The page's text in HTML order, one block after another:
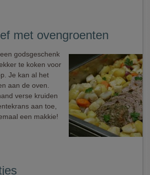
met ovengroenten
godsgeschenk
te koken voor
Je kan al het
aan de oven.
verse kruiden
aan toe,
een makkie!